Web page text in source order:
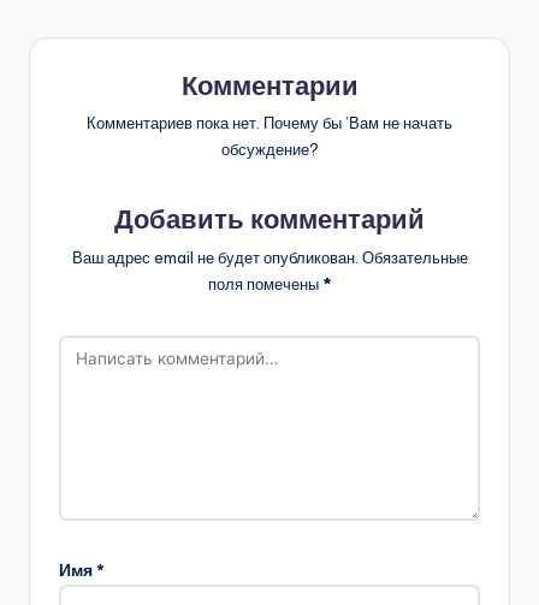
Комментарии
Комментариев пока нет. Почему бы ’Вам не начать
обсуждение?
Добавить комментарий
Ваш адрес email не будет опубликован. Обязательные
поля помечены *
Имя*